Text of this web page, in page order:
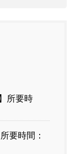
所要時
要時間：